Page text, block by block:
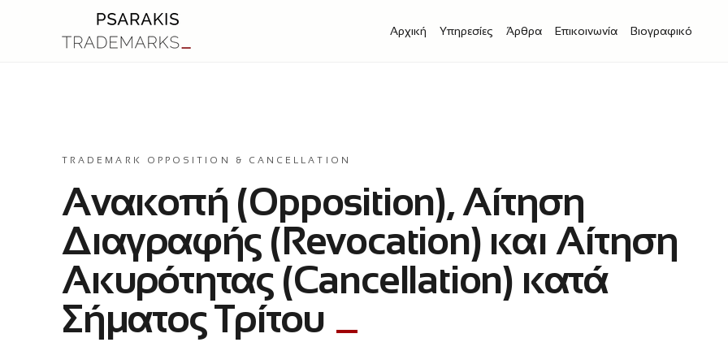
Αρχική Υπηρεσίες Άρθρα Επικοινωνία Βιογραφικό
TRADEMARK OPPOSITION & CANCELLATION
Ανακοπή (Opposition), Αίτηση
Διαγραφής (Revocation) και Αίτηση
Ακυρότητας (Cancellation) κατά
Σήματος Τρίτου